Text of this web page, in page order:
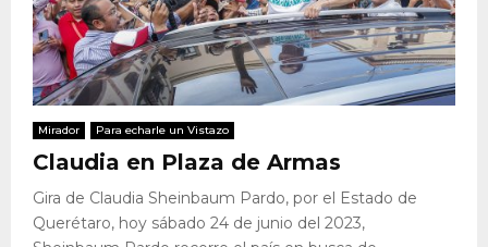
Mirador Para echarle un Vistazo
Claudia en Plaza de Armas
Gira de Claudia Sheinbaum Pardo, por el Estado de
Querétaro, hoy sábado 24 de junio del 2023,